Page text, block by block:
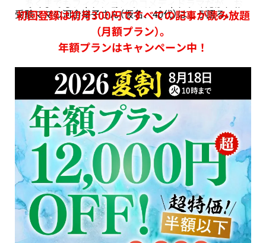
受験ママの河合裕子さん（仮名、40代）はこう語る。
初回登録は初月300円ですべての記事が読み放題
（月額プラン）。
年額プランはキャンペーン中！